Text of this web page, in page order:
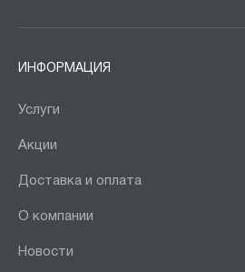
ИНФОРМАЦИЯ
Услуги
Акции
Доставка и оплата
О компании
Новости